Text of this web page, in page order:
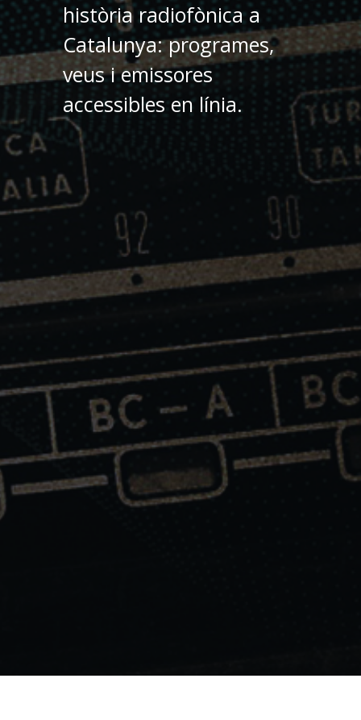
història radiofònica a
Catalunya: programes,
veus i emissores
accessibles en línia.